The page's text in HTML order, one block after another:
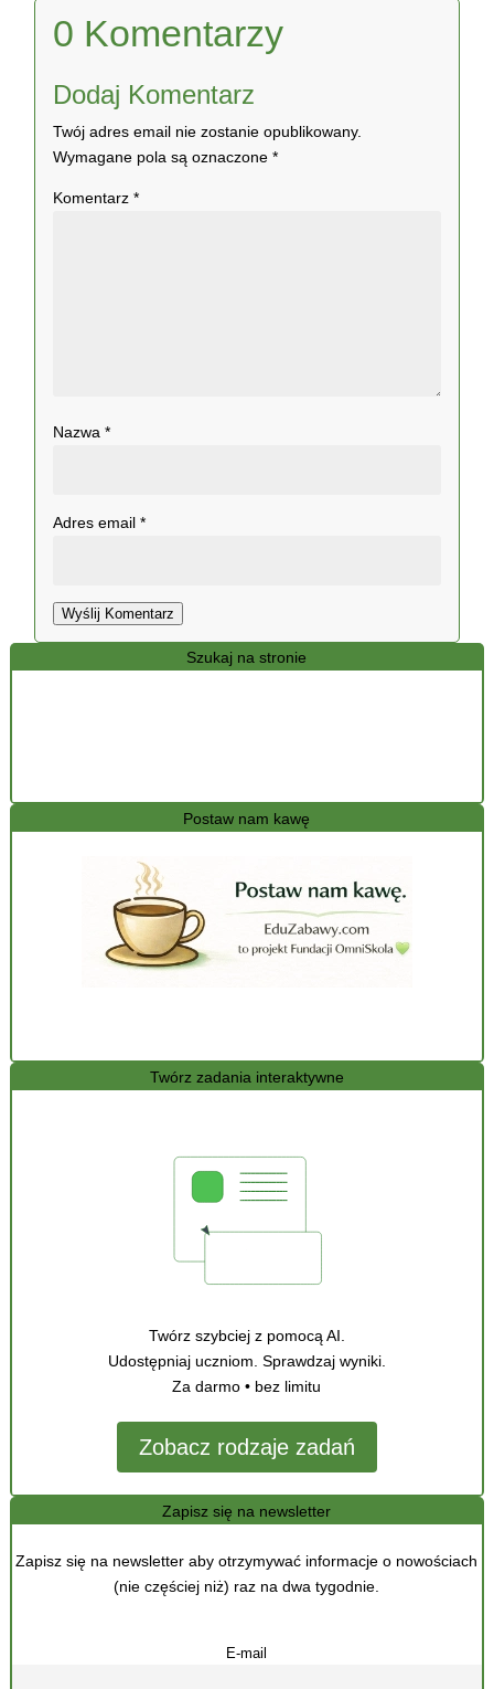
Szukaj na stronie
Postaw nam kawę
Twórz zadania interaktywne
Twórz szybciej z pomocą AI.
Udostępniaj uczniom. Sprawdzaj wyniki.
Za darmo • bez limitu
Zobacz rodzaje zadań
Zapisz się na newsletter
Zapisz się na newsletter aby otrzymywać informacje o nowościach
(nie częściej niż) raz na dwa tygodnie.
E-mail
0 Komentarzy
Dodaj Komentarz
Twój adres email nie zostanie opublikowany.
Wymagane pola są oznaczone*
Komentarz*
Nazwa*
Adres email*
Wyślij Komentarz